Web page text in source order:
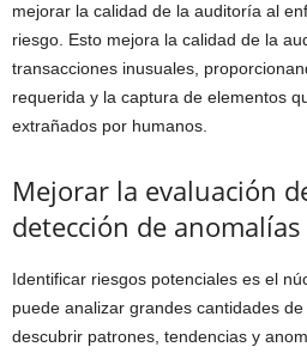
mejorar la calidad de la auditoría al
riesgo. Esto mejora la calidad de la
transacciones inusuales,
requerida y la captura de elementos
extrañados por humanos.
Mejorar la evaluación
detección de anomalías
Identificar riesgos potenciales es el
puede analizar grandes cantidades
descubrir patrones, tendencias y